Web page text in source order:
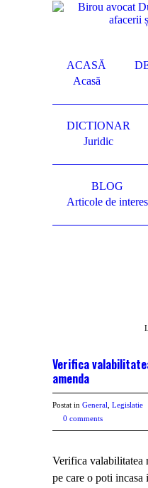
ACASĂ
Acasă
DICTIONAR
Juridic
BLOG
Articole de interes
Verifica
amenda
Postat in General Legislatie
0 comments
Verifica valabilitatea
pe care o poti incasa